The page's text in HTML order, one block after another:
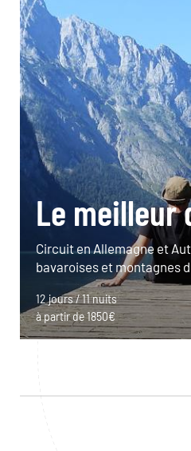
Le meilleur
Circuit en Allemagne et
bavaroises et montagnes
12 jours / 11 nuits
à partir de 1850€